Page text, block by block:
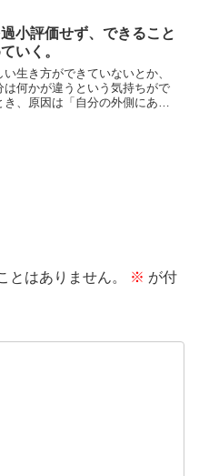
小評価せず、できること
いく。
い生き方ができていないとか、
は何かが違うという気持ちがで
き、原因は「自分の外側にある
とはありません。 ※ が付